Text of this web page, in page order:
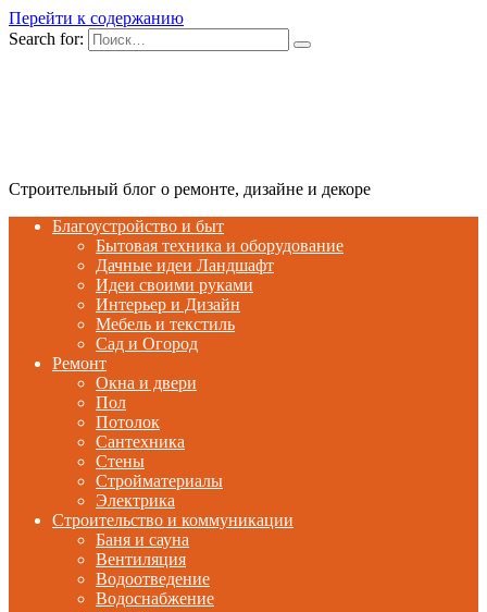
Перейти к содержанию
Search for:
Строительный блог о ремонте, дизайне и декоре
Благоустройство и быт
Бытовая техника и оборудование
Дачные идеи Ландшафт
Идеи своими руками
Интерьер и Дизайн
Мебель и текстиль
Сад и Огород
Ремонт
Окна и двери
Пол
Потолок
Сантехника
Стены
Стройматериалы
Электрика
Строительство и коммуникации
Баня и сауна
Вентиляция
Водоотведение
Водоснабжение